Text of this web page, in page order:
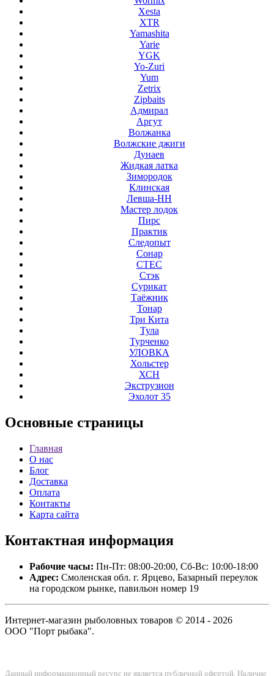
Xesta
XTR
Yamashita
Yarie
YGK
Yo-Zuri
Yum
Zetrix
Zipbaits
Адмирал
Аргут
Волжанка
Волжские джиги
Дунаев
Жидкая латка
Зимородок
Клинская
Левша-НН
Мастер лодок
Пирс
Практик
Следопыт
Сонар
СТЕС
Стэк
Сурикат
Таёжник
Тонар
Три Кита
Тула
Турченко
УЛОВКА
Хольстер
ХСН
Экструзион
Эхолот 35
Основные страницы
Главная
О нас
Блог
Доставка
Оплата
Контакты
Карта сайта
Контактная информация
Рабочие часы: Пн-Пт: 08:00-20:00, Сб-Вс: 10:00-18:00
Адрес: Смоленская обл. г. Ярцево, Базарный переулок
на городском рынке, павильон номер 19
Интернет-магазин рыболовных товаров © 2014 - 2026
ООО "Порт рыбака".
Данный информационный ресурс не является публичной офертой. Наличие